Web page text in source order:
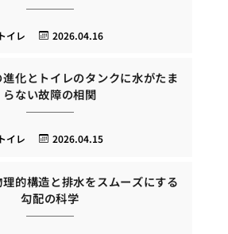
2026.04.16
トイレ
化とトイレのタンクに水がたま
らない故障の相関
2026.04.15
トイレ
理的構造と排水をスムーズにする
勾配の科学